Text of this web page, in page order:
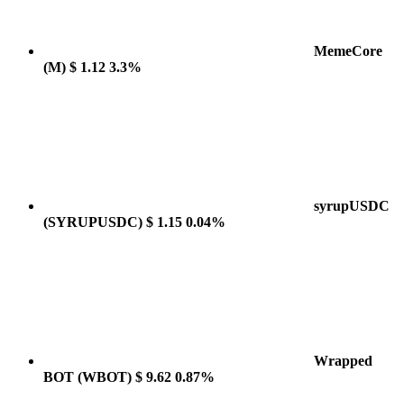
MemeCore
(M) $ 1.12 3.3%
syrupUSDC
(SYRUPUSDC) $ 1.15 0.04%
Wrapped
BOT (WBOT) $ 9.62 0.87%